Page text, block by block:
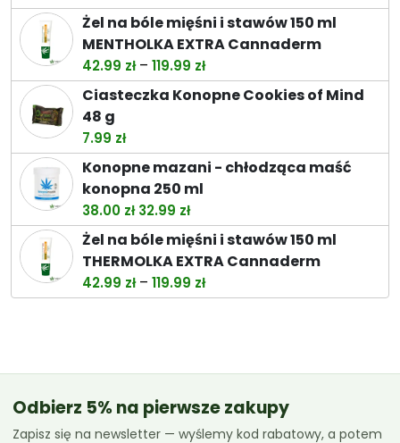
cena
wynosiła:
44.99 zł.
cena
wynosi:
39.89 zł.
Żel na bóle mięśni i stawów 150 ml
MENTHOLKA EXTRA Cannaderm
42.99 zł – 119.99 złZakres
cen:
od
do
119.99 zł
Ciasteczka Konopne Cookies of Mind
48 g
7.99 zł
Konopne mazani - chłodząca maść
konopna 250 ml
38.00 zł Pierwotna
cena
wynosiła:
38.00 zł.
32.99 złAktualna
cena
wynosi:
32.99 zł.
Żel na bóle mięśni i stawów 150 ml
THERMOLKA EXTRA Cannaderm
42.99 zł – 119.99 złZakres
cen:
Odbierz 5% na pierwsze zakupy
Zapisz się na newsletter — wyślemy kod rabatowy, a potem